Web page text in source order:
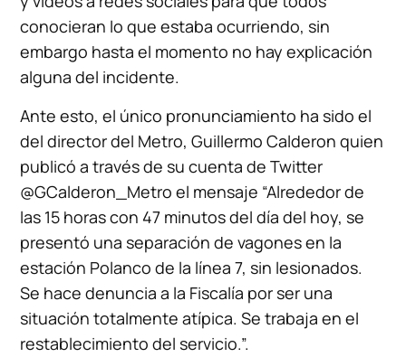
conocieran lo que estaba ocurriendo, sin
embargo hasta el momento no hay explicación
alguna del incidente.
Ante esto, el único pronunciamiento ha sido el
del director del Metro, Guillermo Calderon quien
publicó a través de su cuenta de Twitter
@GCalderon_Metro el mensaje “Alrededor de
las 15 horas con 47 minutos del día del hoy, se
presentó una separación de vagones en la
estación Polanco de la línea 7, sin lesionados.
Se hace denuncia a la Fiscalía por ser una
situación totalmente atípica. Se trabaja en el
restablecimiento del servicio.”.